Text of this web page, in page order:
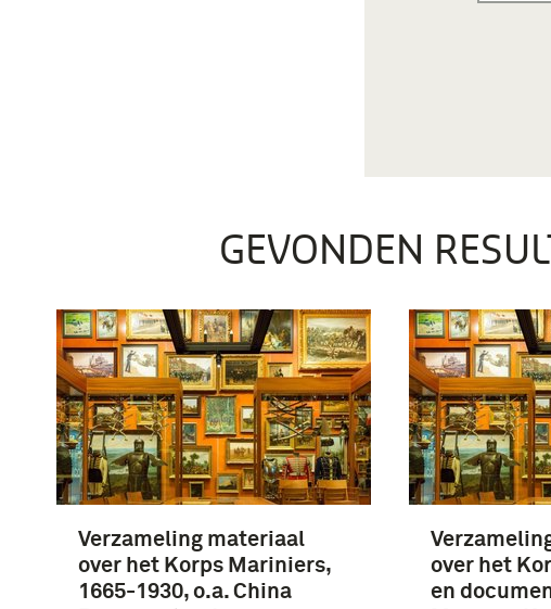
GEVONDEN
Verzameling materiaal
over het Korps Mariniers,
1665-1930, o.a. China
over het
en